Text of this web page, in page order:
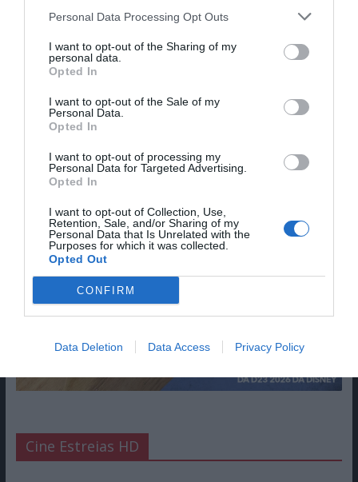
Personal Data Processing Opt Outs
I want to opt-out of the Sharing of my
personal data.
Opted In
I want to opt-out of the Sale of my
Personal Data.
Opted In
I want to opt-out of processing my
Personal Data for Targeted Advertising.
Opted In
I want to opt-out of Collection, Use,
Retention, Sale, and/or Sharing of my
Personal Data that Is Unrelated with the
Purposes for which it was collected.
Opted Out
CONFIRM
Data Deletion Data Access Privacy Policy
Cine Estreias HD